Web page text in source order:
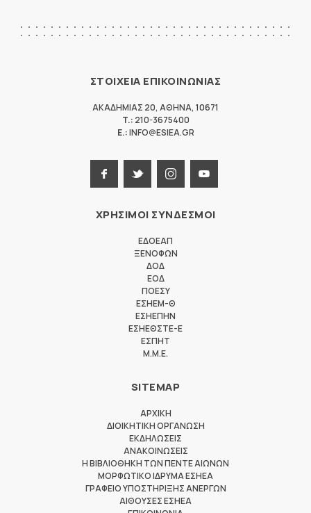
ΣΤΟΙΧΕΙΑ ΕΠΙΚΟΙΝΩΝΙΑΣ
ΑΚΑΔΗΜΙΑΣ 20, ΑΘΗΝΑ, 10671
T.: 210-3675400
E.:INFO@ESIEA.GR
ΧΡΗΣΙΜΟΙ ΣΥΝΔΕΣΜΟΙ
ΕΔΟΕΑΠ
ΞΕΝΟΦΩΝ
ΔΟΔ
ΕΟΔ
ΠΟΕΣΥ
ΕΣΗΕΜ-Θ
ΕΣΗΕΠΗΝ
ΕΣΗΕΘΣΤΕ-Ε
ΕΣΠΗΤ
M.M.E.
SITEMAP
ΑΡΧΙΚΗ
ΔΙΟΙΚΗΤΙΚΗ ΟΡΓΑΝΩΣΗ
ΕΚΔΗΛΩΣΕΙΣ
ΑΝΑΚΟΙΝΩΣΕΙΣ
Η ΒΙΒΛΙΟΘΗΚΗ ΤΩΝ ΠΕΝΤΕ ΑΙΩΝΩΝ
ΜΟΡΦΩΤΙΚΟ ΙΔΡΥΜΑ ΕΣΗΕΑ
ΓΡΑΦΕΙΟ ΥΠΟΣΤΗΡΙΞΗΣ ΑΝΕΡΓΩΝ
ΑΙΘΟΥΣΕΣ ΕΣΗΕΑ